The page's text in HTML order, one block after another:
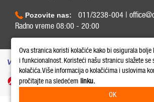
Pozovite nas:
011/3238-004 |
Radno vreme 08:00 - 20:00
Ova stranica koristi kolačiće kako bi osigurala
i funkcionalnost. Koristeći našu stranicu slažete se
kolačića. Više informacija o kolačićima i uslovima
pročitajte na sledećem linku.
OK